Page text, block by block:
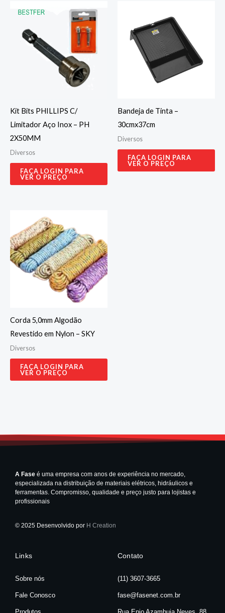
Kit Bits PHILLIPS C/
Limitador Aço Inox – PH
2X50MM
Diversos
FAÇA LOGIN PARA
VER O PREÇO
Bandeja de Tinta –
30cmx37cm
Diversos
FAÇA LOGIN PARA
VER O PREÇO
Corda 5,0mm Algodão
Revestido em Nylon – SKY
Diversos
FAÇA LOGIN PARA
VER O PREÇO
A Fase é uma empresa com anos de experiência no mercado,
especializada na distribuição de materiais elétricos, hidráulicos e
ferramentas. Compromisso, qualidade e preço justo para lojistas e
profissionais
© 2025 Desenvolvido por H Creation
Links
Sobre nós
Fale Conosco
Contato
(11) 3607-3665
fase@fasenet.com.br